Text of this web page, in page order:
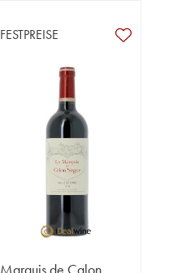
FESTPREISE
Marquis de Calon